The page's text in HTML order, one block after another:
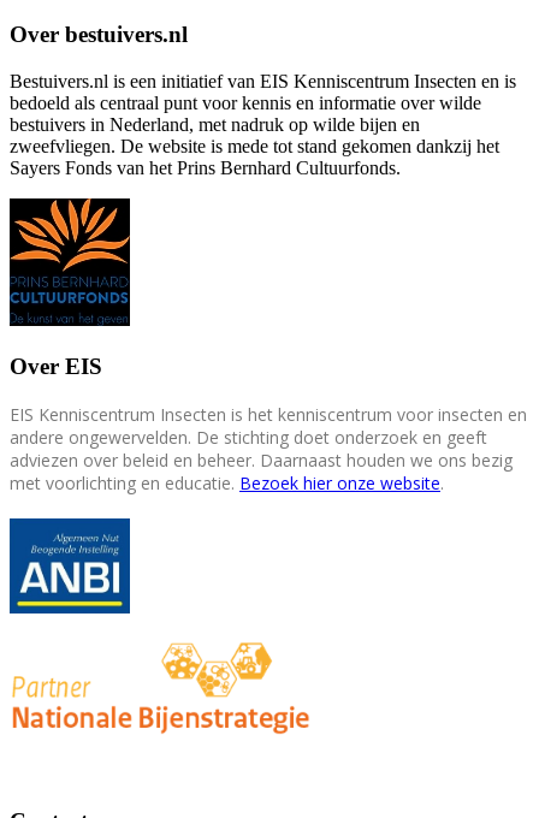
Over bestuivers.nl
Bestuivers.nl is een initiatief van EIS Kenniscentrum Insecten en is
bedoeld als centraal punt voor kennis en informatie over wilde
bestuivers in Nederland, met nadruk op wilde bijen en
zweefvliegen. De website is mede tot stand gekomen dankzij het
Sayers Fonds van het Prins Bernhard Cultuurfonds.
Over EIS
EIS Kenniscentrum Insecten is het kenniscentrum voor insecten en
andere ongewervelden. De stichting doet onderzoek en geeft
adviezen over beleid en beheer. Daarnaast houden we ons bezig
met voorlichting en educatie. Bezoek hier onze website.